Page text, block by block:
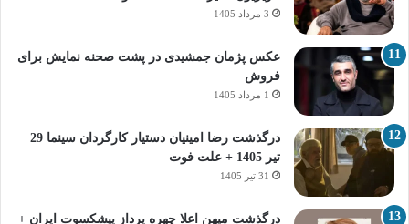
3 مرداد 1405
عکس پژمان جمشیدی در پشت صحنه نمایش برای
فروش
1 مرداد 1405
درگذشت رضا امینیان دستیار کارگردان سینما 29
تیر 1405 + علت فوت
31 تیر 1405
درگذشت میهن اعلا چهره پرداز پیشکسوت ایران +